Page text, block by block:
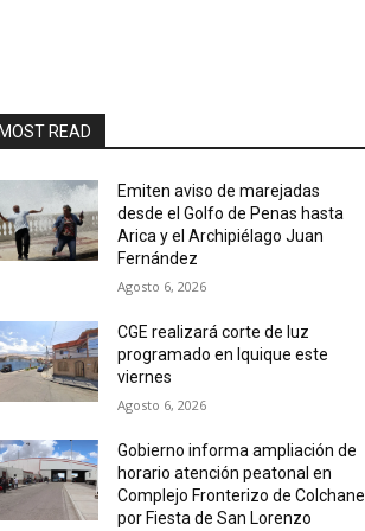
READ
Emiten aviso de marejadas
desde el Golfo de Penas hasta
Arica y el Archipiélago Juan
Fernández
Agosto 6, 2026
CGE realizará corte de luz
programado en Iquique este
viernes
Agosto 6, 2026
Gobierno informa ampliación de
horario atención peatonal en
Complejo Fronterizo de Colchane
por Fiesta de San Lorenzo